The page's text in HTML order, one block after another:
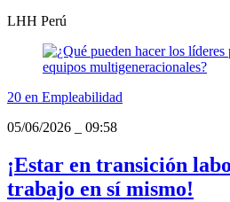
LHH Perú
20 en Empleabilidad
05/06/2026
09:58
¡Estar en transición
trabajo en sí mismo!